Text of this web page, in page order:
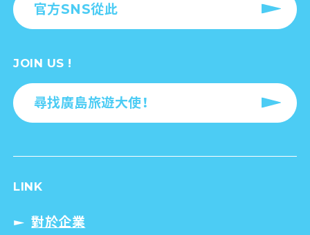
官方SNS從此
JOIN US !
尋找廣島旅遊大使！
LINK
對於企業